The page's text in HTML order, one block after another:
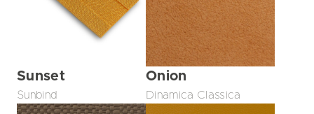
Sunset
Sunbind
Onion
Dinamica Classica